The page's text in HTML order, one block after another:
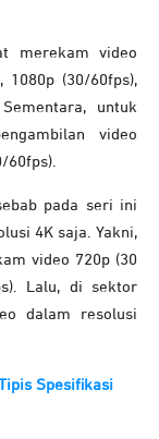
merekam video
(30/60fps),
untuk
video
60fps).
pada seri ini
4K saja. Yakni,
video 720p (30
Lalu, di sektor
dalam resolusi
Spesifikasi